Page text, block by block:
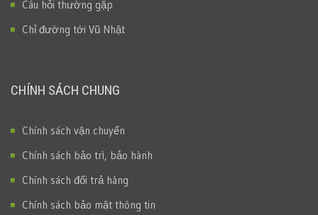
Câu hỏi thường gặp
Chỉ đường tới Vũ Nhật
CHÍNH SÁCH CHUNG
Chính sách vận chuyển
Chính sách bảo trì, bảo hành
Chính sách đổi trả hàng
Chính sách bảo mật thông tin